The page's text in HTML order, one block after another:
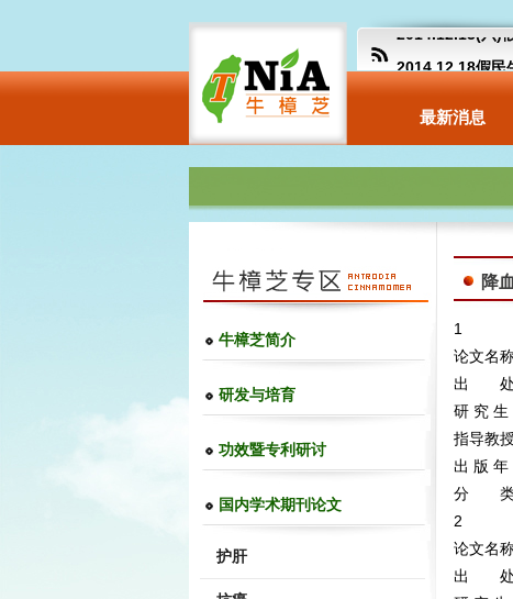
2014.12.13(六)
2014.12.18假民
more
最新消息
牛樟芝简介
研发与培育
功效暨专利研讨
国内学术期刊论文
护肝
降
1
论文名
出 处：
研 究 生
指导教
出 版 年
分 类
2
论文名
出 处：